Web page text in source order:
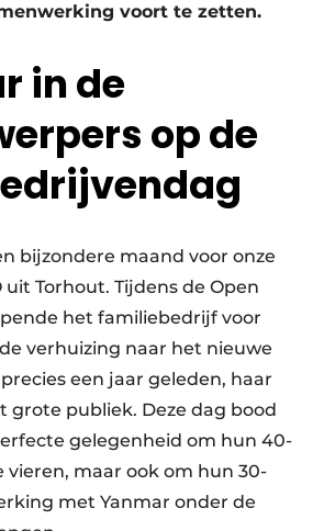
voort te zetten.
in de
op de
bijzondere maand voor onze
uit Torhout. Tijdens de Open
het familiebedrijf voor
verhuizing naar het nieuwe
een jaar geleden, haar
grote publiek. Deze dag bood
gelegenheid om hun 40-
vieren, maar ook om hun 30-
met Yanmar onder de